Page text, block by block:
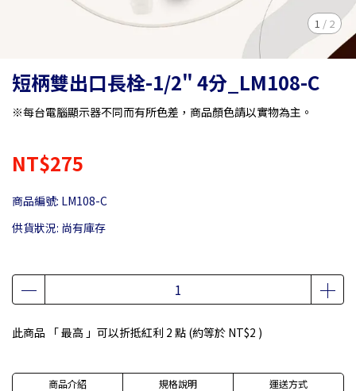
1 / 2
短柄雙出口長栓-1/2" 4分_LM108-C
※每台電腦顯示器不同而有所色差，商品顏色請以實物為主。
NT$275
商品編號: LM108-C
供貨狀況: 尚有庫存
此商品 「 最高 」可以折抵紅利 2 點 (約等於 NT$2 )
商品介紹 規格說明 運送方式